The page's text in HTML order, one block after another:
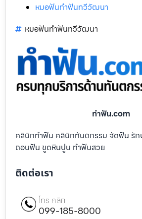
หมอฟันทำฟันทวีวัฒนา
หมอฟันทำฟันทวีวัฒนา
ทําฟัน.com
คลินิกทำฟัน คลินิกทันตกรรม จัดฟัน รัก
ถอนฟัน ขูดหินปูน ทำฟันสวย
ติดต่อเรา
โทร คลิก
099-185-8000